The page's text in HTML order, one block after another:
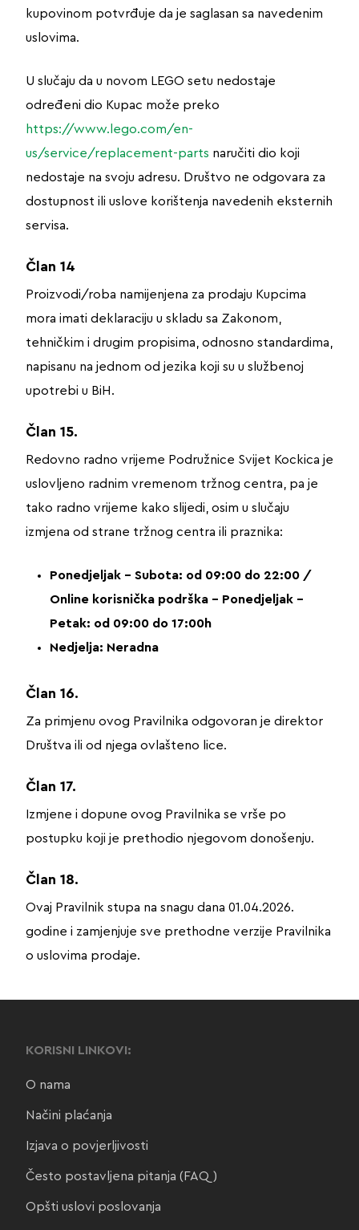
kupovinom potvrđuje da je saglasan sa navedenim
uslovima.
U slučaju da u novom LEGO setu nedostaje
određeni dio Kupac može preko
https://www.lego.com/en-
us/service/replacement-parts naručiti dio koji
nedostaje na svoju adresu. Društvo ne odgovara za
dostupnost ili uslove korištenja navedenih eksternih
servisa.
Član 14
Proizvodi/roba namijenjena za prodaju Kupcima
mora imati deklaraciju u skladu sa Zakonom,
tehničkim i drugim propisima, odnosno standardima,
napisanu na jednom od jezika koji su u službenoj
upotrebi u BiH.
Član 15.
Redovno radno vrijeme Podružnice Svijet Kockica je
uslovljeno radnim vremenom tržnog centra, pa je
tako radno vrijeme kako slijedi, osim u slučaju
izmjena od strane tržnog centra ili praznika:
Ponedjeljak – Subota: od 09:00 do 22:00 /
Online korisnička podrška – Ponedjeljak –
Petak: od 09:00 do 17:00h
Nedjelja: Neradna
Član 16.
Za primjenu ovog Pravilnika odgovoran je direktor
Društva ili od njega ovlašteno lice.
Član 17.
Izmjene i dopune ovog Pravilnika se vrše po
postupku koji je prethodio njegovom donošenju.
Član 18.
Ovaj Pravilnik stupa na snagu dana 01.04.2026.
godine i zamjenjuje sve prethodne verzije Pravilnika
o uslovima prodaje.
KORISNI LINKOVI:
O nama
Načini plaćanja
Izjava o povjerljivosti
Često postavljena pitanja (FAQ)
Opšti uslovi poslovanja